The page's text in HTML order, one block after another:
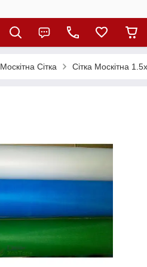
Москітна Сітка Сітка Москітна